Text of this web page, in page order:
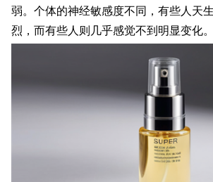
弱。个体的神经敏感度不同，有些人天
烈，而有些人则几乎感觉不到明显变化。